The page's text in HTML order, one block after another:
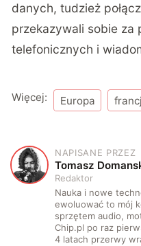
danych, tudzież
przekazywali sobie za
telefonicznych i
Więcej: Europa
T
NAPISANE PRZEZ
Tomasz
Redaktor
Nauka i nowe
ewoluować to mój
sprzętem audio,
Chip.pl po raz
4 latach przerwy